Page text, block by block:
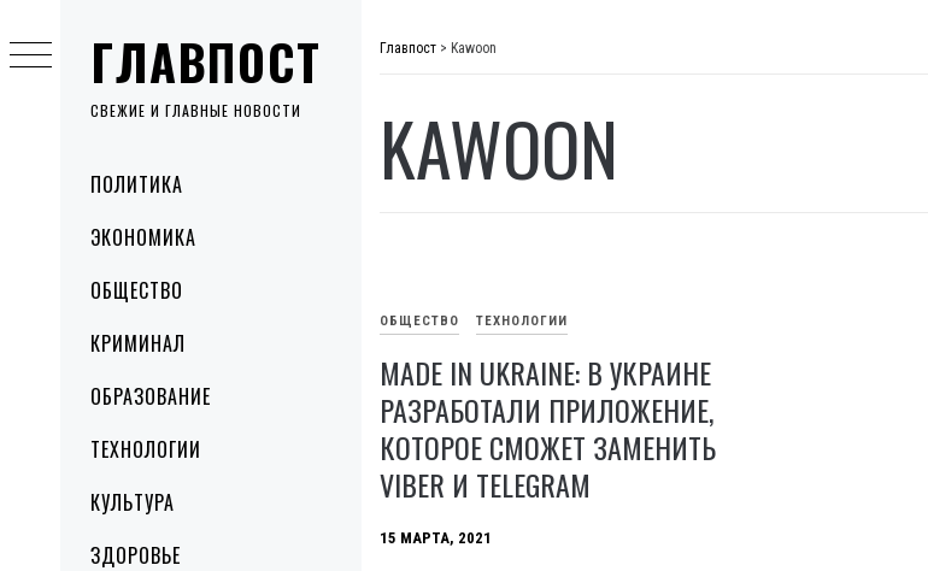
ГЛАВПОСТ
СВЕЖИЕ И ГЛАВНЫЕ НОВОСТИ
MenuПОЛИТИКА
ЭКОНОМИКА
ОБЩЕСТВО
КРИМИНАЛ
ОБРАЗОВАНИЕ
ТЕХНОЛОГИИ
КУЛЬТУРА
ЗДОРОВЬЕ
to
content
Главпост > Kawoon
KAWOON
ОБЩЕСТВО ТЕХНОЛОГИИ
MADE IN UKRAINE: В УКРАИНЕ
РАЗРАБОТАЛИ ПРИЛОЖЕНИЕ,
КОТОРОЕ СМОЖЕТ ЗАМЕНИТЬ
VIBER И TELEGRAM
15 МАРТА, 2021